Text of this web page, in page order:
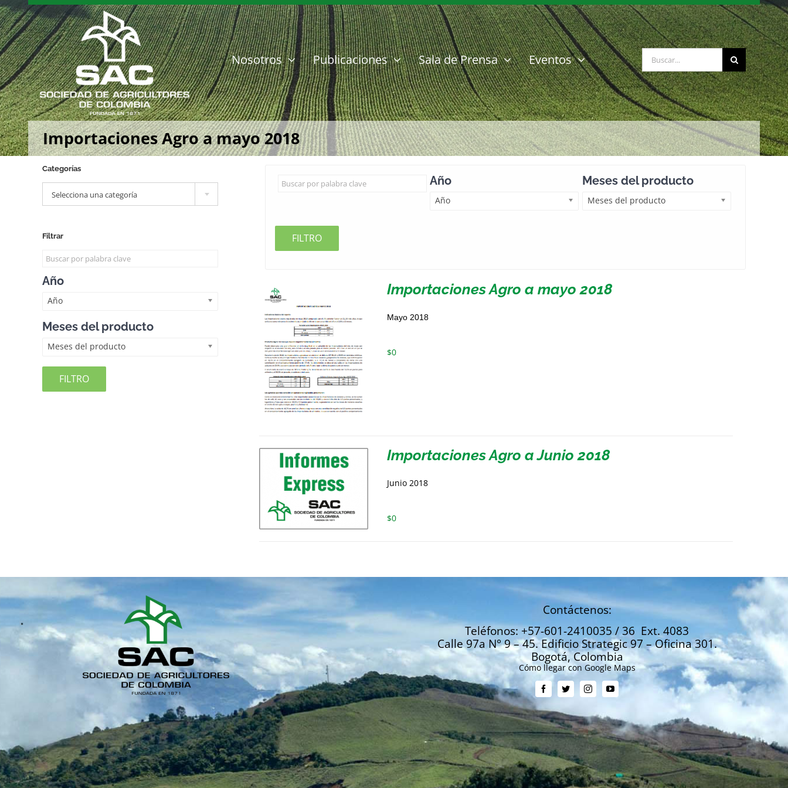
Saltar
al
contenido
Nosotros Publicaciones Sala de Prensa Eventos Buscar:
Importaciones Agro a mayo 2018
Año
Año
Meses del producto
Meses del producto
FILTRO
Importaciones Agro a mayo 2018
Mayo 2018
$0
Importaciones Agro a Junio 2018
Junio 2018
$0
Categorías
Selecciona una categoría
Filtrar
Año
Año
Meses del producto
Meses del producto
FILTRO
Contáctenos:
Teléfonos: +57-601-2410035 / 36 Ext. 4083
Calle 97a N° 9 – 45. Edificio Strategic 97 – Oficina 301.
Bogotá, Colombia
Cómo llegar con Google Maps